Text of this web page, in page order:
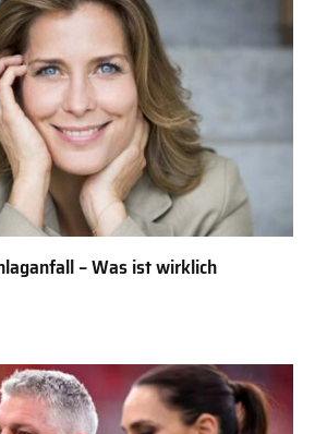
– Was ist wirklich